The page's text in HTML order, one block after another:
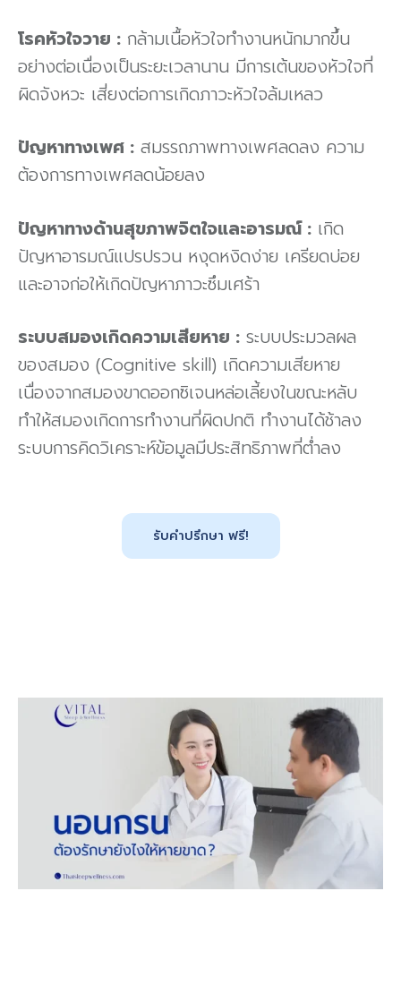
โรคหัวใจวาย : กล้ามเนื้อหัวใจทำงานหนักมากขึ้น
อย่างต่อเนื่องเป็นระยะเวลานาน มีการเต้นของหัวใจที่
ผิดจังหวะ เสี่ยงต่อการเกิดภาวะหัวใจล้มเหลว
ปัญหาทางเพศ : สมรรถภาพทางเพศลดลง ความ
ต้องการทางเพศลดน้อยลง
ปัญหาทางด้านสุขภาพจิตใจและอารมณ์ : เกิด
ปัญหาอารมณ์แปรปรวน หงุดหงิดง่าย เครียดบ่อย
และอาจก่อให้เกิดปัญหาภาวะซึมเศร้า
ระบบสมองเกิดความเสียหาย : ระบบประมวลผล
ของสมอง (Cognitive skill) เกิดความเสียหาย
เนื่องจากสมองขาดออกซิเจนหล่อเลี้ยงในขณะหลับ
ทำให้สมองเกิดการทำงานที่ผิดปกติ ทำงานได้ช้าลง
ระบบการคิดวิเคราะห์ข้อมูลมีประสิทธิภาพที่ต่ำลง
รับคำปรึกษา ฟรี!